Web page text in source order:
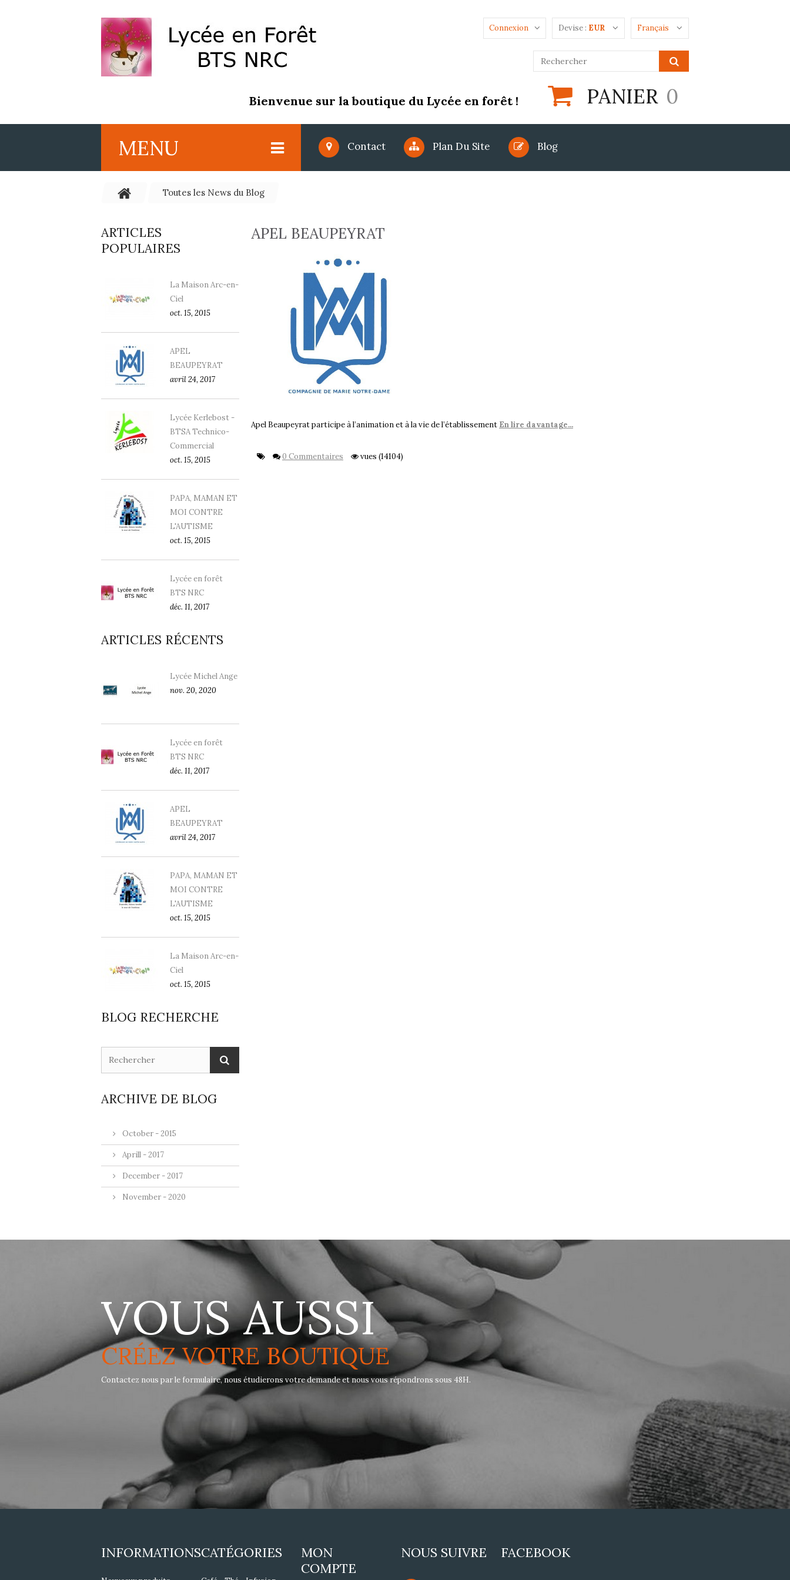
Français
Devise : EUR
Connexion
PANIER 0
Bienvenue sur la boutique du Lycée en forêt !
MENU Contact Plan Du Site Blog
Toutes les News du Blog
APEL BEAUPEYRAT
Apel Beaupeyrat participe à l’animation et à la vie de l’établissement En lire davantage...
0 Commentaires vues (14104)
ARTICLES
POPULAIRES
La Maison Arc-en-
Ciel
oct. 15, 2015
APEL
BEAUPEYRAT
avril 24, 2017
Lycée Kerlebost -
BTSA Technico-
Commercial
oct. 15, 2015
PAPA, MAMAN ET
MOI CONTRE
L'AUTISME
oct. 15, 2015
Lycée en forêt
BTS NRC
déc. 11, 2017
ARTICLES RÉCENTS
Lycée Michel Ange
nov. 20, 2020
Lycée en forêt
BTS NRC
déc. 11, 2017
APEL
BEAUPEYRAT
avril 24, 2017
PAPA, MAMAN ET
MOI CONTRE
L'AUTISME
oct. 15, 2015
La Maison Arc-en-
Ciel
oct. 15, 2015
BLOG RECHERCHE
ARCHIVE DE BLOG
October - 2015
Aprill - 2017
December - 2017
November - 2020
VOUS AUSSI
CRÉEZ VOTRE BOUTIQUE
Contactez nous par le formulaire, nous étudierons votre demande et nous vous répondrons sous 48H.
INFORMATIONSCATÉGORIES
MON
COMPTE
NOUS SUIVRE FACEBOOK